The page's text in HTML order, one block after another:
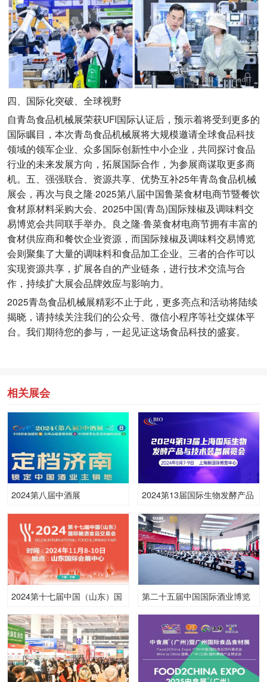
四、国际化突破、全球视野
自青岛食品机械展荣获UFI国际认证后，预示着将受到更多的
国际瞩目，本次青岛食品机械展将大规模邀请全球食品科技
领域的领军企业、众多国际创新性中小企业，共同探讨食品
行业的未来发展方向，拓展国际合作，为参展商谋取更多商
机。五、强强联合、资源共享、优势互补25年青岛食品机械
展会，再次与良之隆·2025第八届中国鲁菜食材电商节暨餐饮
食材原材料采购大会、2025中国(青岛)国际辣椒及调味料交
易博览会共同联手举办。良之隆·鲁菜食材电商节拥有丰富的
食材供应商和餐饮企业资源，而国际辣椒及调味料交易博览
会则聚集了大量的调味料和食品加工企业。三者的合作可以
实现资源共享，扩展各自的产业链条，进行技术交流与合
作，持续扩大展会品牌效应与影响力。
2025青岛食品机械展精彩不止于此，更多亮点和活动将陆续
揭晓，请持续关注我们的公众号、微信小程序等社交媒体平
台。我们期待您的参与，一起见证这场食品科技的盛宴。
相关展会
2024第八届中酒展
2024第13届国际生物发酵产品
2024第十七届中国（山东）国
际糖酒食品交易会
第二十五届中国国际酒业博览
会